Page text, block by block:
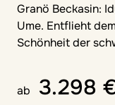
Granö Beckasin:
Ume. Entflieht
Schönheit der
ab 3.298